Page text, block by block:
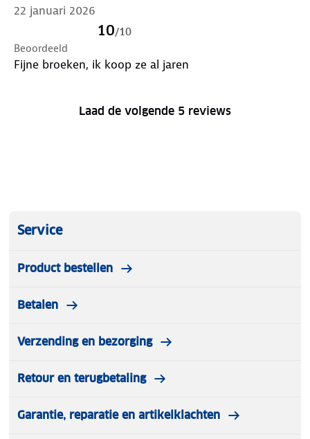
22 januari 2026
10/10
Beoordeeld
Fijne broeken, ik koop ze al jaren
Laad de volgende 5 reviews
Service
Product bestellen
Betalen
Verzending en bezorging
Retour en terugbetaling
Garantie, reparatie en artikelklachten